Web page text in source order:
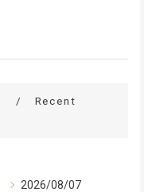
Recent
2026/08/07